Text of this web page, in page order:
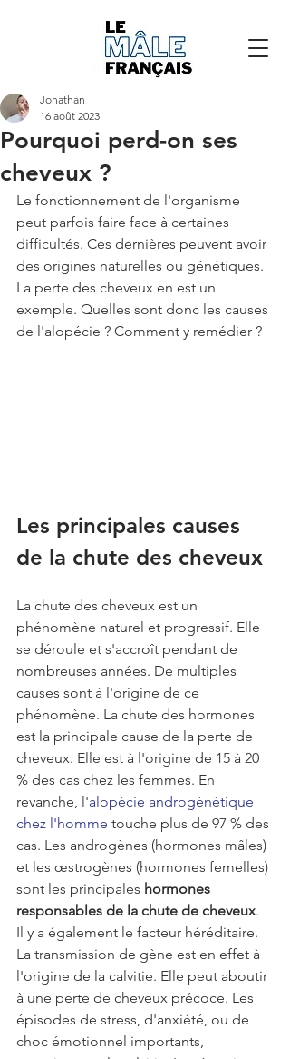
Pourquoi perd-on ses
cheveux ?
Jonathan
16 août 2023
Le fonctionnement de l'organisme
peut parfois faire face à certaines
difficultés. Ces dernières peuvent avoir
des origines naturelles ou génétiques.
La perte des cheveux en est un
exemple. Quelles sont donc les causes
de l'alopécie ? Comment y remédier ?
Les principales causes
de la chute des cheveux
La chute des cheveux est un
phénomène naturel et progressif. Elle
se déroule et s'accroît pendant de
nombreuses années. De multiples
causes sont à l'origine de ce
phénomène. La chute des hormones
est la principale cause de la perte de
cheveux. Elle est à l'origine de 15 à 20
% des cas chez les femmes. En
revanche, l'alopécie androgénétique
chez l'homme touche plus de 97 % des
cas. Les androgènes (hormones mâles)
et les œstrogènes (hormones femelles)
sont les principales hormones
responsables de la chute de cheveux.
Il y a également le facteur héréditaire.
La transmission de gène est en effet à
l'origine de la calvitie. Elle peut aboutir
à une perte de cheveux précoce. Les
épisodes de stress, d'anxiété, ou de
choc émotionnel importants,